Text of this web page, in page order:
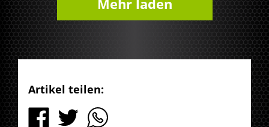
Mehr laden
Artikel teilen: